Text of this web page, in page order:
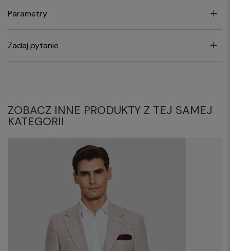
Parametry
Zadaj pytanie
ZOBACZ INNE PRODUKTY Z TEJ SAMEJ
KATEGORII